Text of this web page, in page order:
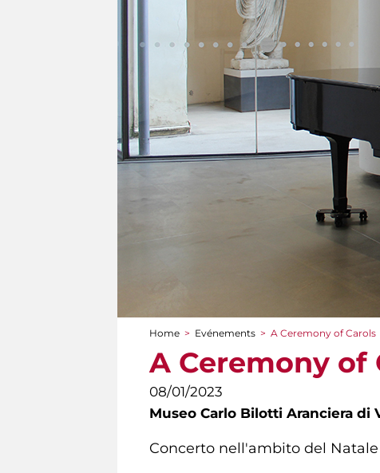
You are here
Home > Evénements > A Ceremony of Carols
A Ceremony of
08/01/2023
Museo Carlo Bilotti Aranciera di
Concerto nell'ambito del